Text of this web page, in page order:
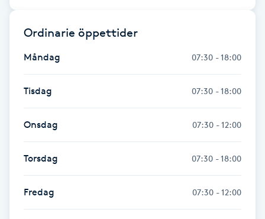
Fransrengöring
Friskvård
Friskvårdsmassage
Frisör
Funktionsanalys
Färgning
Ordinarie öppettider
Måndag 07:30 - 18:00
Tisdag 07:30 - 18:00
Onsdag 07:30 - 12:00
Torsdag 07:30 - 18:00
Fredag 07:30 - 12:00